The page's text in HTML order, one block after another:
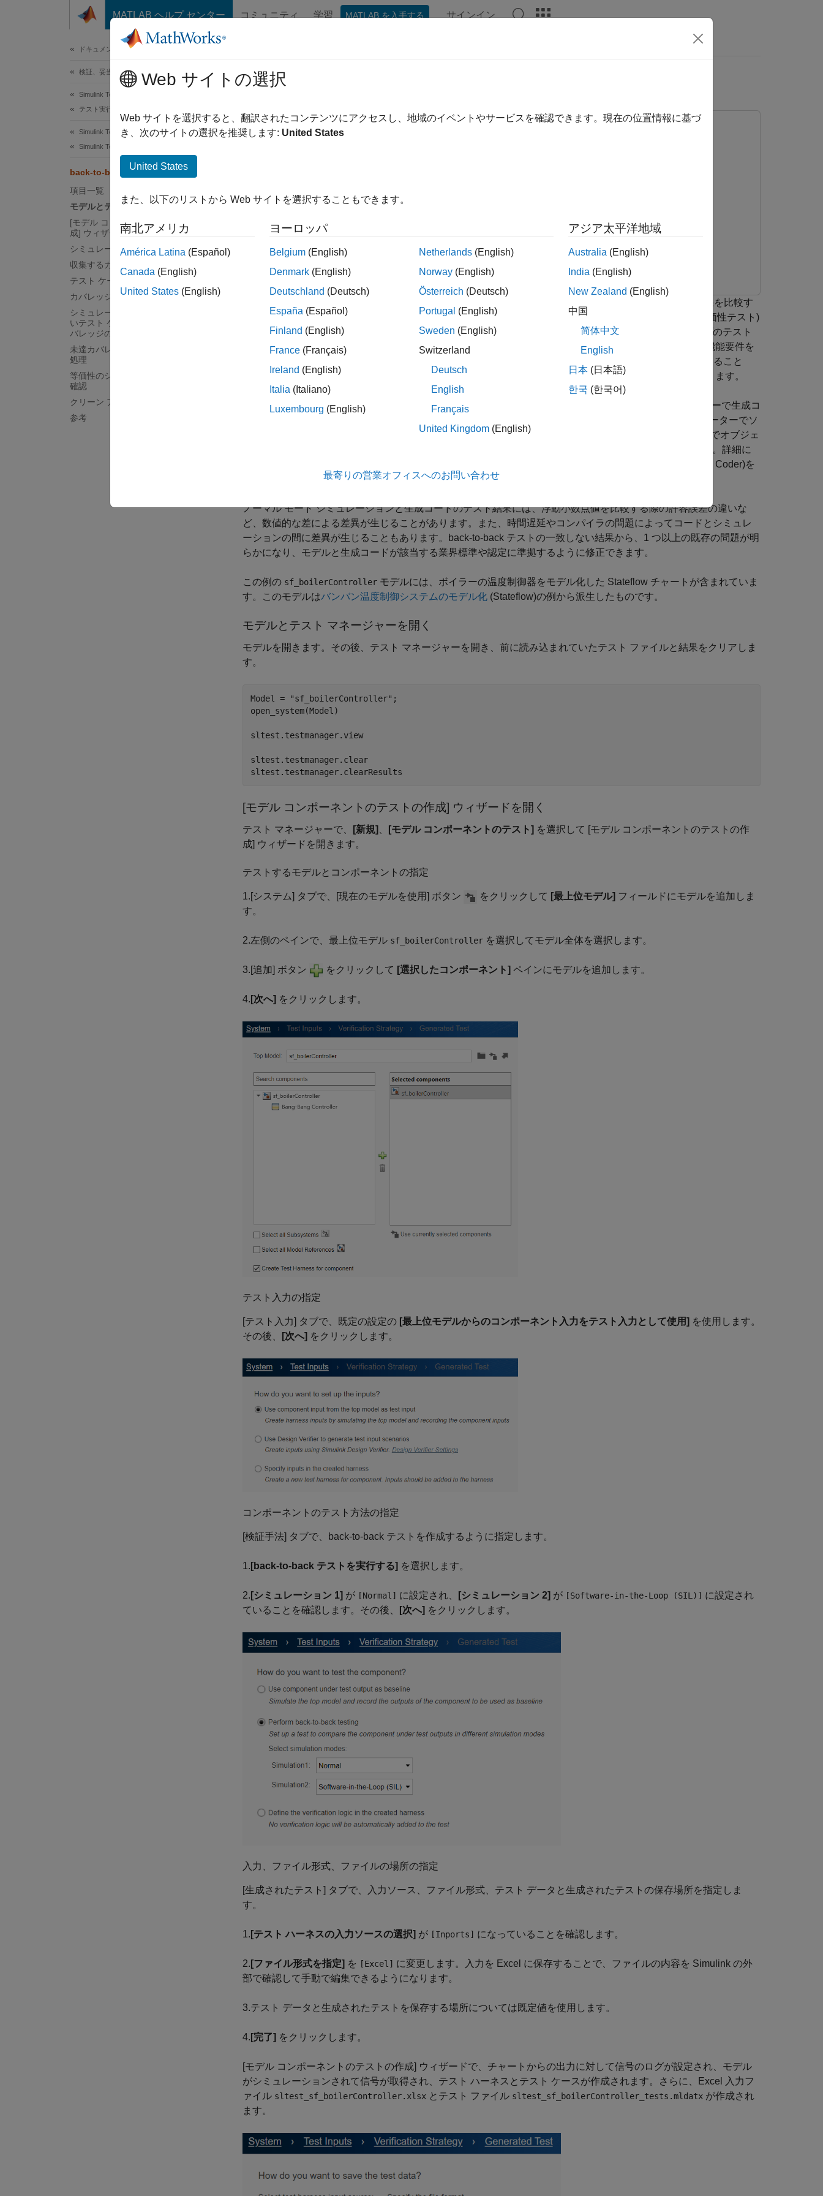
コンテンツへスキップ
MATLAB ヘルプ センター コミュニティ 学習 MATLAB を入手する サインイン
ドキュメンテーションのホーム
検証、妥当性確認、テスト
Simulink Test
テスト実行
Simulink Test
Simulink Test 入門
back-to-back 等価性テスト
項目一覧
モデルとテスト マネージャーを開く
[モデル コンポーネントのテストの作
成] ウィザードを開く
シミュレーション モードの確認
収集するカバレッジの設定
テスト ケースの実行と結果の表示
カバレッジの拡大
シミュレーション モードの設定、新し
いテスト ケースの実行、更新されたカ
バレッジの確認
未達カバレッジの正当化とフィルター
処理
等価性のシミュレーション出力結果の
確認
クリーン アップ
参考
back-to-back 等価性テスト
この例では次を使用します。
SimulinkSimulink
Embedded Coder
この例では、ノーマル モード シミュレーションとソフトウェアインザループ (SIL) シミュレーションの結果を比較す
るために、back-to-back テストを作成してモデル全体で実行する方法を示します。back-to-back テスト (等価性テスト)
では、生成コードでモデルのシミュレーションと同じ結果が得られるかどうかをテストします。このタイプのテスト
により、カバレッジ ギャップも明らかになり、生成コードが想定どおりに動作する信頼性が高まります。機能要件を
実装してテストし、モデルから生成されるコードを検証し、モデルとコードの 100% のカバレッジを達成すること
は、ISO 26262 や IEC 61508 などのソフトウェア規格や安全規格と認定への準拠のための重要な部分になります。
この例では、モデル テストと SIL テストのみを示します。SIL シミュレーションでは、開発用コンピューターで生成コ
ードをコンパイルして実行します。プロセッサインザループ (PIL) シミュレーションでは、開発用コンピューターでソ
ース コードをクロスコンパイルしてから、ターゲット プロセッサまたは同等の命令セット シミュレーターでオブジェ
クト コードをダウンロードして実行します。完全な準拠のためには、PIL テストも実施する必要があります。詳細に
(Embedded Coder)を
参照してください。
ノーマル モード シミュレーションと生成コードのテスト結果には、浮動小数点値を比較する際の許容誤差の違いな
ど、数値的な差による差異が生じることがあります。また、時間遅延やコンパイラの問題によってコードとシミュレ
ーションの間に差異が生じることもあります。back-to-back テストの一致しない結果から、1 つ以上の既存の問題が明
らかになり、モデルと生成コードが該当する業界標準や認定に準拠するように修正できます。
この例の sf_boilerController モデルには、ボイラーの温度制御器をモデル化した Stateflow チャートが含まれていま
す。このモデルはバンバン温度制御システムのモデル化 (Stateflow)の例から派生したものです。
モデルとテスト マネージャーを開く
モデルを開きます。その後、テスト マネージャーを開き、前に読み込まれていたテスト ファイルと結果をクリアしま
す。
Model = "sf_boilerController" ;
open_system(Model)
sltest.testmanager.view
sltest.testmanager.clear
sltest.testmanager.clearResults
[モデル コンポーネントのテストの作成] ウィザードを開く
テスト マネージャーで、 [新規] [モデル コンポーネントのテスト] を選択して [モデル コンポーネントのテストの作
成] ウィザードを開きます。
テストするモデルとコンポーネントの指定
1.[システム] タブで、[現在のモデルを使用] ボタン をクリックして [最上位モデル] フィールドにモデルを追加しま
す。
2.左側のペインで、最上位モデル sf_boilerController を選択してモデル全体を選択します。
3.[追加] ボタン をクリックして [選択したコンポーネント] ペインにモデルを追加します。
4. [次へ] をクリックします。
テスト入力の指定
[テスト入力] タブで、既定の設定の [最上位モデルからのコンポーネント入力をテスト入力として使用] を使用します。
その後、
[次へ] をクリックします。
コンポーネントのテスト方法の指定
[検証手法] タブで、back-to-back テストを作成するように指定します。
1. [back-to-back テストを実行する] を選択します。
2. [シミュレーション 1] が [Normal] に設定され、 [シミュレーション 2] が [Software-in-the-Loop (SIL)] に設定され
ていることを確認します。その後、
[次へ] をクリックします。
入力、ファイル形式、ファイルの場所の指定
[生成されたテスト] タブで、入力ソース、ファイル形式、テスト データと生成されたテストの保存場所を指定しま
す。
1. [テスト ハーネスの入力ソースの選択] が [Inports] になっていることを確認します。
2. [ファイル形式を指定] を [Excel] に変更します。入力を Excel に保存することで、ファイルの内容を Simulink の外
部で確認して手動で編集できるようになります。
3.テスト データと生成されたテストを保存する場所については既定値を使用します。
4. [完了] をクリックします。
[モデル コンポーネントのテストの作成] ウィザードで、チャートからの出力に対して信号のログが設定され、モデル
がシミュレーションされて信号が取得され、テスト ハーネスとテスト ケースが作成されます。さらに、Excel 入力フ
ァイル sltest_sf_boilerController.xlsx とテスト ファイル sltest_sf_boilerController_tests.mldatx が作成され
ます。
Web サイトの選択
Web サイトを選択すると、翻訳されたコンテンツにアクセスし、地域のイベントやサービスを確認できます。現在の位置情報に基づ
き、次のサイトの選択を推奨します: United States
United States
また、以下のリストから Web サイトを選択することもできます。
南北アメリカ
América Latina (Español)
Canada (English)
United States (English)
ヨーロッパ
Belgium (English)
Denmark (English)
Deutschland (Deutsch)
España (Español)
Finland (English)
France (Français)
Ireland (English)
Italia (Italiano)
Luxembourg (English)
Netherlands (English)
Norway (English)
Österreich (Deutsch)
Portugal (English)
Sweden (English)
Switzerland
Deutsch
English
Français
United Kingdom (English)
アジア太平洋地域
Australia (English)
India (English)
New Zealand (English)
中国
简体中文
English
日本 (日本語)
한국 (한국어)
最寄りの営業オフィスへのお問い合わせ